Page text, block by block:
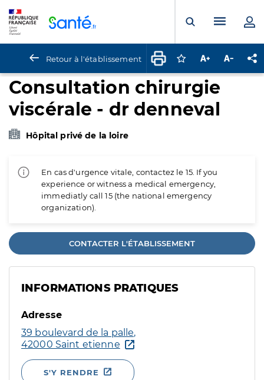
Ouvrir laMenu
Retour à l'établissement Connectez-vous
Augmenter la
Consultation chirurgie
viscérale - dr denneval
Hôpital privé de la loire
En cas d'urgence vitale, contactez le 15. If you
experience or witness a medical emergency,
immediatly call 15 (the national emergency
organization).
CONTACTER L'ÉTABLISSEMENT
INFORMATIONS PRATIQUES
Adresse
39 boulevard de la palle,
42000 Saint etienne
S'Y RENDRE